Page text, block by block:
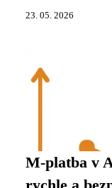
23. 05. 2026
M-platba v